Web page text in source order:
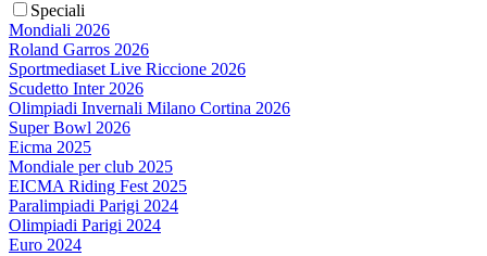
Speciali
Mondiali 2026
Roland Garros 2026
Sportmediaset Live Riccione 2026
Scudetto Inter 2026
Olimpiadi Invernali Milano Cortina 2026
Super Bowl 2026
Eicma 2025
Mondiale per club 2025
EICMA Riding Fest 2025
Paralimpiadi Parigi 2024
Olimpiadi Parigi 2024
Euro 2024